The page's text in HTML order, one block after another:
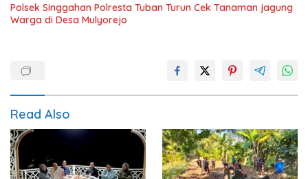
Polsek Singgahan Polresta Tuban Turun Cek Tanaman jagung
Warga di Desa Mulyorejo
Read Also